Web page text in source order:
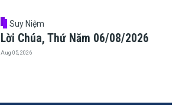
Suy Niệm
Lời Chúa, Thứ Năm 06/08/2026
Aug 05, 2026